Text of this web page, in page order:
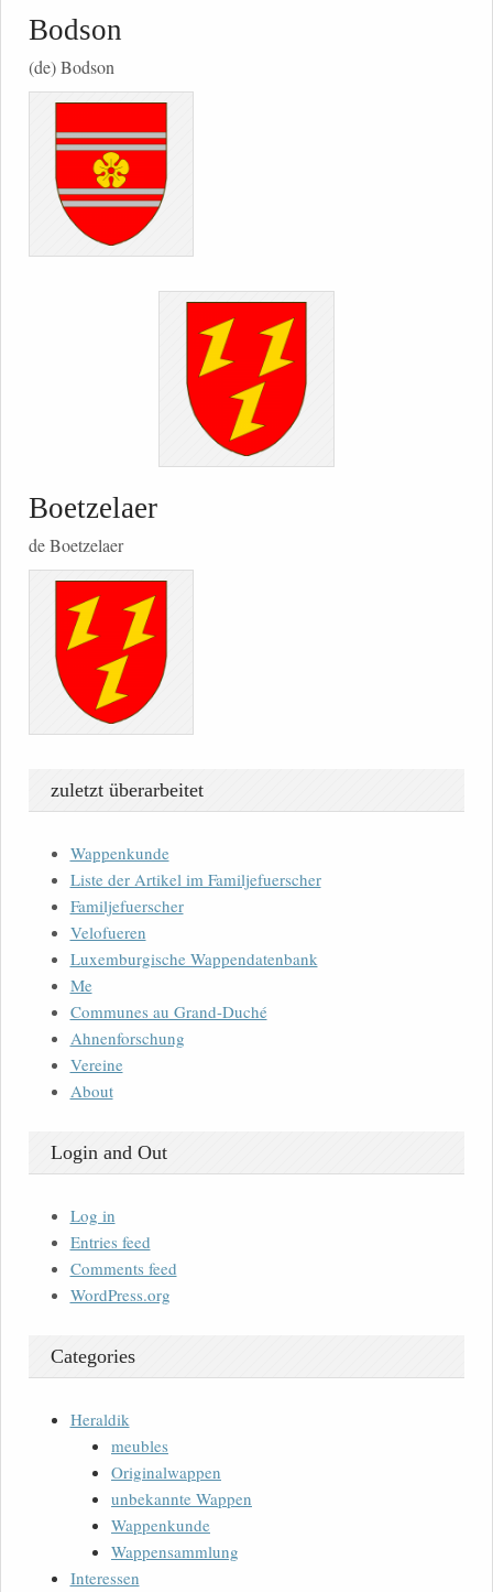
Bodson
(de) Bodson
Boetzelaer
de Boetzelaer
zuletzt überarbeitet
Wappenkunde
Liste der Artikel im Familjefuerscher
Familjefuerscher
Velofueren
Luxemburgische Wappendatenbank
Me
Communes au Grand-Duché
Ahnenforschung
Vereine
About
Login and Out
Log in
Entries feed
Comments feed
WordPress.org
Categories
Heraldik
meubles
Originalwappen
unbekannte Wappen
Wappenkunde
Wappensammlung
Interessen